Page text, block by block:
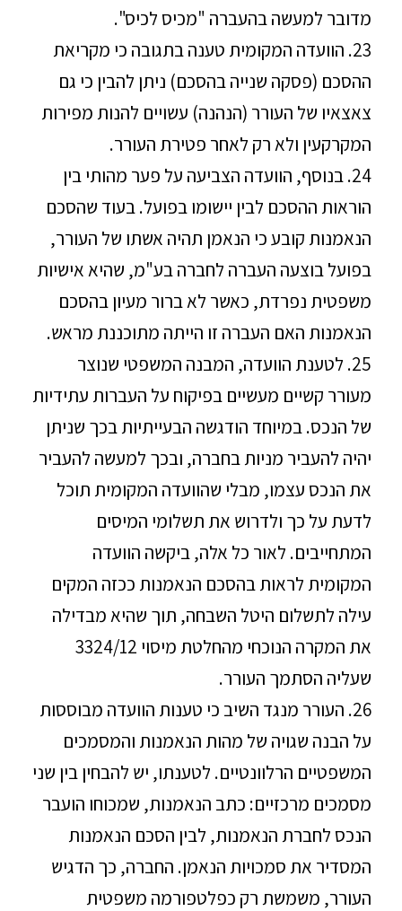
מדובר למעשה בהעברה "מכיס לכיס".
23. הוועדה המקומית טענה בתגובה כי מקריאת
ההסכם (פסקה שנייה בהסכם) ניתן להבין כי גם
צאצאיו של העורר (הנהנה) עשויים להנות מפירות
המקרקעין ולא רק לאחר פטירת העורר.
24. בנוסף, הוועדה הצביעה על פער מהותי בין
הוראות ההסכם לבין יישומו בפועל. בעוד שהסכם
הנאמנות קובע כי הנאמן תהיה אשתו של העורר,
בפועל בוצעה העברה לחברה בע"מ, שהיא אישיות
משפטית נפרדת, כאשר לא ברור מעיון בהסכם
הנאמנות האם העברה זו הייתה מתוכננת מראש.
25. לטענת הוועדה, המבנה המשפטי שנוצר
מעורר קשיים מעשיים בפיקוח על העברות עתידיות
של הנכס. במיוחד הודגשה הבעייתיות בכך שניתן
יהיה להעביר מניות בחברה, ובכך למעשה להעביר
את הנכס עצמו, מבלי שהוועדה המקומית תוכל
לדעת על כך ולדרוש את תשלומי המיסים
המתחייבים. לאור כל אלה, ביקשה הוועדה
המקומית לראות בהסכם הנאמנות ככזה המקים
עילה לתשלום היטל השבחה, תוך שהיא מבדילה
את המקרה הנוכחי מהחלטת מיסוי 3324/12
שעליה הסתמך העורר.
26. העורר מנגד השיב כי טענות הוועדה מבוססות
על הבנה שגויה של מהות הנאמנות והמסמכים
המשפטיים הרלוונטיים. לטענתו, יש להבחין בין שני
מסמכים מרכזיים: כתב הנאמנות, שמכוחו הועבר
הנכס לחברת הנאמנות, לבין הסכם הנאמנות
המסדיר את סמכויות הנאמן. החברה, כך הדגיש
העורר, משמשת רק כפלטפורמה משפטית